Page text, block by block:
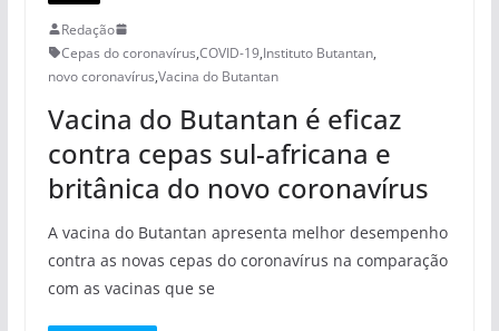
Redação
Cepas do coronavírus,COVID-19,Instituto Butantan,
novo coronavírus,Vacina do Butantan
Vacina do Butantan é eficaz
contra cepas sul-africana e
britânica do novo coronavírus
A vacina do Butantan apresenta melhor desempenho
contra as novas cepas do coronavírus na comparação
com as vacinas que se